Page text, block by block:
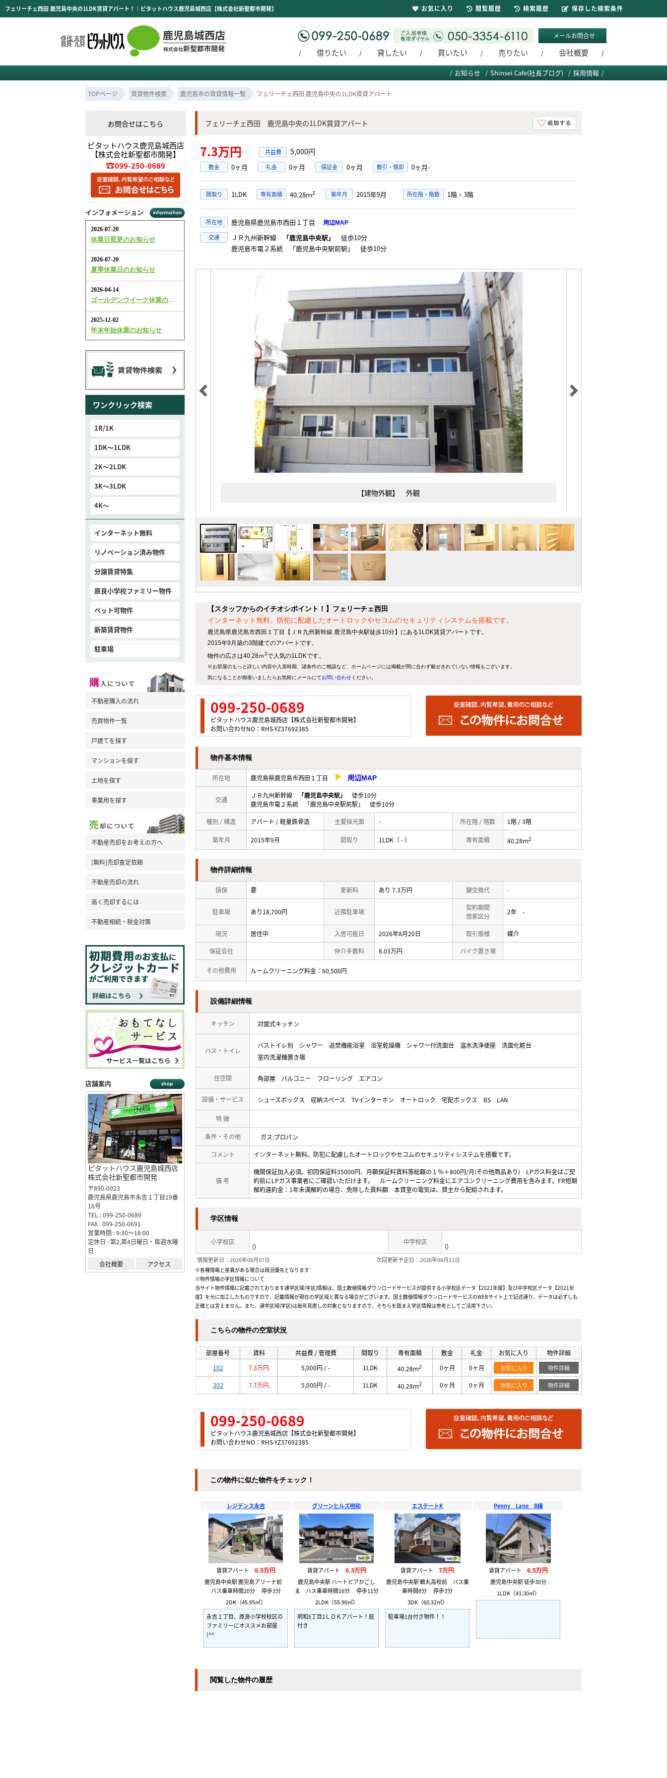
フェリーチェ西田 鹿児島中央の1LDK賃貸アパート！｜ピタットハウス鹿児島城西店【株式会社新聖都市開発】
メールお問合せ
借りたい 貸したい 買いたい 売りたい 会社概要
採用情報
Shinsei Cafe(社長ブログ)
お知らせ
TOPページ 賃貸物件検索 鹿児島市の賃貸情報一覧 フェリーチェ西田 鹿児島中央の1LDK賃貸アパート
フェリーチェ西田 鹿児島中央の1LDK賃貸アパート
7.3万円 5,000円
敷金 0ヶ月 礼金 0ヶ月 保証金 0ヶ月 敷引・償却 0ヶ月-
間取り 1LDK 専有面積 40.28ｍ2 築年月 2015年9月 所在階・階数 1階・3階
所在地 鹿児島県鹿児島市西田１丁目 周辺MAP
交通 ＪＲ九州新幹線 「鹿児島中央駅」
徒歩10分
鹿児島市電２系統 「鹿児島中央駅前駅」 徒歩10分
【建物外観】 外観
【スタッフからのイチオシポイント！】フェリーチェ西田
インターネット無料。防犯に配慮したオートロックやセコムのセキュリティシステムを搭載です。
鹿児島県鹿児島市西田１丁目【ＪＲ九州新幹線 鹿児島中央駅徒歩10分】にある1LDK賃貸アパートです。
2015年9月築の3階建てのアパートです。
物件の広さは40.28ｍ2で人気の1LDKです。
※お部屋のもっと詳しい内容や入居時期、諸条件のご相談など、ホームページには掲載が間に合わず載せきれていない情報もございます。
気になることが御座いましたらお気軽にメールにてお問い合わせください。
099-250-0689
ピタットハウス鹿児島城西店【株式会社新聖都市開発】
お問い合わせNO：RHS-YZ37692385
物件基本情報
所在地 鹿児島県鹿児島市西田１丁目 周辺MAP
交通
ＪＲ九州新幹線 「鹿児島中央駅」
徒歩10分
鹿児島市電２系統 「鹿児島中央駅前駅」 徒歩10分
種別 / 構造 アパート / 軽量鉄骨造 主要採光面 - 所在階 / 階数 1階 / 3階
築年月 2015年9月 間取り 1LDK（ - ） 専有面積 40.28ｍ2
物件詳細情報
損保 要 更新料 あり 7.3万円 鍵交換代 -
駐車場 あり18,700円 近隣駐車場
契約期間
借家区分
2年 -
現況 居住中 入居可能日 2026年8月20日 取引態様 媒介
保証会社 仲介手数料 8.03万円 バイク置き場
その他費用 ルームクリーニング料金：60,500円
設備詳細情報
キッチン 対面式キッチン
バス・トイレ
バストイレ別 シャワー 追焚機能浴室 浴室乾燥機 シャワー付洗面台 温水洗浄便座
洗面化粧台
室内洗濯機置き場
住空間 角部屋 バルコニー フローリング エアコン
設備・サービス シューズボックス 収納スペース TVインターホン オートロック 宅配ボックス BS LAN
特 徴
条件・その他 ガス:プロパン
コメント インターネット無料。防犯に配慮したオートロックやセコムのセキュリティシステムを搭載です。
備 考
機関保証加入必須。初回保証料35000円、月額保証料賃料等総額の１％＋800円/月(その他商品あり) LPガス料金はご契
約前にLPガス事業者にご確認いただけます。 ルームクリーニング料金にエアコンクリーニング費用を含みます。FR短期
解約違約金：1年未満解約の場合、免除した賃料額 本貸室の電気は、貸主から配給されます。
学区情報
小学校区
()
中学校区
()
情報更新日：2026年08月07日 次回更新予定日：2026年08月21日
※各種情報と差異がある場合は現況優先となります
※物件情報の学区情報について
当サイト物件情報に記載されております通学区域(学区)情報は、国土数値情報ダウンロードサービスが提供する小学校区データ【2021年度】及び中学校区データ【2021年
度】を元に加工したものですので、記載情報が現在の学区域と異なる場合がございます。国土数値情報ダウンロードサービスのWEBサイト上で記述通り、データは必ずしも
正確とは言えません。また、通学区域(学区)は毎年見直しの対象となりますので、そちらを踏まえ学区情報は参考としてご活用下さい。
こちらの物件の空室状況
部屋番号 賃料 共益費 / 管理費 間取り 専有面積 敷金 礼金 お気に入り
物件詳細
102
7.3万円 5,000円 / - 1LDK 40.28ｍ2 0ヶ月 0ヶ月 お気に入り 物件詳細
302 7.7万円 5,000円 / - 1LDK 40.28ｍ2 0ヶ月 0ヶ月 お気に入り 物件詳細
099-250-0689
ピタットハウス鹿児島城西店【株式会社新聖都市開発】
お問い合わせNO：RHS-YZ37692385
この物件に似た物件をチェック！
レジデンス永吉
賃貸アパート 6.5万円
鹿児島中央駅 鹿児島アリーナ前
バス乗車時間20分 停歩3分
2DK（45.95㎡）
永吉１丁目、原良小学校校区の
ファミリーにオススメお部屋
(^^
グリーンヒルズ明和
賃貸アパート 6.3万円
鹿児島中央駅 ハートピアかごし
ま バス乗車時間16分 停歩11分
2LDK（55.90㎡）
明和5丁目2ＬＤＫアパート！庭
付き
エステートK
賃貸アパート 7万円
鹿児島中央駅 鶴丸高校前 バス乗
車時間8分 停歩3分
3DK（60.32㎡）
駐車場1台付き物件！！
Penny Lane B棟
賃貸アパート 6.5万円
鹿児島中央駅 徒歩30分
1LDK（41.30㎡）
閲覧した物件の履歴
お問合せはこちら
ピタットハウス鹿児島城西店
【株式会社新聖都市開発】
099-250-0689
インフォメーション
ワンクリック検索
1R/1K
1DK～1LDK
2K～2LDK
3K～3LDK
4K～
インターネット無料
リノベーション済み物件
分譲賃貸特集
原良小学校ファミリー物件
ペット可物件
新築賃貸物件
駐車場
不動産購入の流れ
売買物件一覧
戸建てを探す
マンションを探す
土地を探す
事業用を探す
不動産売却をお考えの方へ
[無料]売却査定依頼
不動産売却の流れ
高く売却するには
不動産相続・税金対策
店舗案内
ピタットハウス鹿児島城西店
株式会社新聖都市開発
〒890-0023
鹿児島県鹿児島市永吉１丁目19番
16号
TEL : 099-250-0689
FAX : 099-250-0691
営業時間 : 9:30～18:00
定休日 : 第2,第4日曜日・毎週水曜
日
会社概要
アクセス
お気に入り 閲覧履歴 検索履歴 保存した検索条件